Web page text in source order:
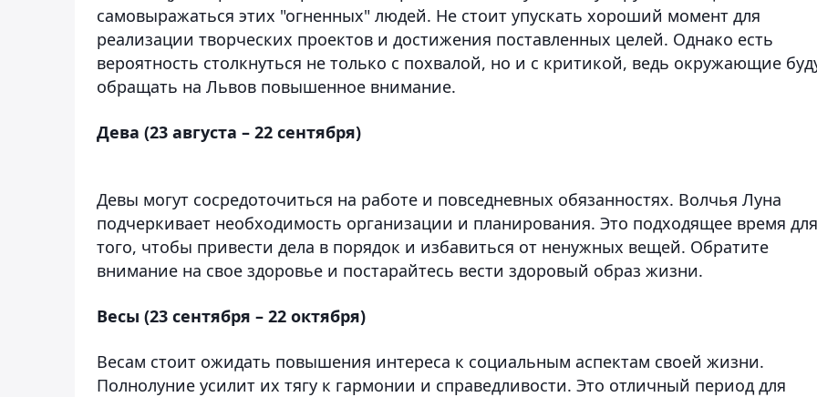
самовыражаться этих "огненных" людей. Не стоит упускать хороший момент для
реализации творческих проектов и достижения поставленных целей. Однако есть
вероятность столкнуться не только с похвалой, но и с критикой, ведь окружающие
обращать на Львов повышенное внимание.
Дева (23 августа – 22 сентября)
Девы могут сосредоточиться на работе и повседневных обязанностях. Волчья Луна
подчеркивает необходимость организации и планирования. Это подходящее время для
того, чтобы привести дела в порядок и избавиться от ненужных вещей. Обратите
внимание на свое здоровье и постарайтесь вести здоровый образ жизни.
Весы (23 сентября – 22 октября)
Весам стоит ожидать повышения интереса к социальным аспектам своей жизни.
Полнолуние усилит их тягу к гармонии и справедливости. Это отличный период для